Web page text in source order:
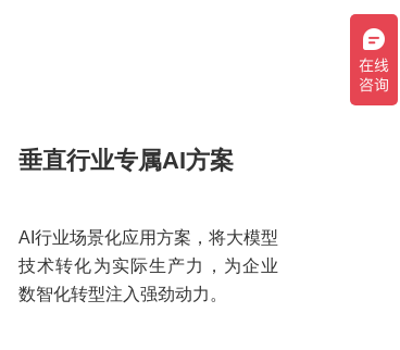
垂直行业专属AI方案
AI行业场景化应用方案，将大模型
技术转化为实际生产力，为企业
数智化转型注入强劲动力。